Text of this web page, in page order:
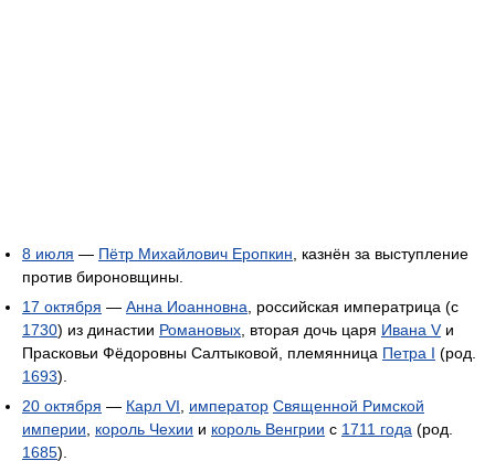
8 июля — Пётр Михайлович Еропкин , казнён за выступление
против бироновщины.
17 октября — Анна Иоанновна , российская императрица (с
1730) из династии Романовых , вторая дочь царя Ивана Vи
Прасковьи Фёдоровны Салтыковой, племянница Петра I (род.
1693).
20 октября — Карл VI император Священной Римской
империи
король Чехии и король Венгрии с 1711 года (род.
1685).